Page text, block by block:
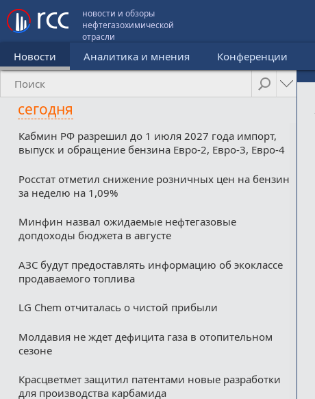
новости и обзоры
нефтегазохимической
отрасли
Новости Аналитика и мнения Конференции
сегодня
Кабмин РФ разрешил до 1 июля 2027 года импорт,
выпуск и обращение бензина Евро-2, Евро-3, Евро-4
Росстат отметил снижение розничных цен на бензин
за неделю на 1,09%
Минфин назвал ожидаемые нефтегазовые
допдоходы бюджета в августе
АЗС будут предоставлять информацию об экоклассе
продаваемого топлива
LG Chem отчиталась о чистой прибыли
Молдавия не ждет дефицита газа в отопительном
сезоне
Красцветмет защитил патентами новые разработки
для производства карбамида